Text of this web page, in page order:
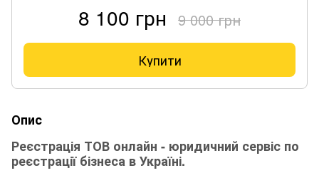
8 100 грн 9 000 грн
Купити
Опис
Реєстрація ТОВ онлайн - юридичний сервіс по
реєстрації бізнеса в Україні.